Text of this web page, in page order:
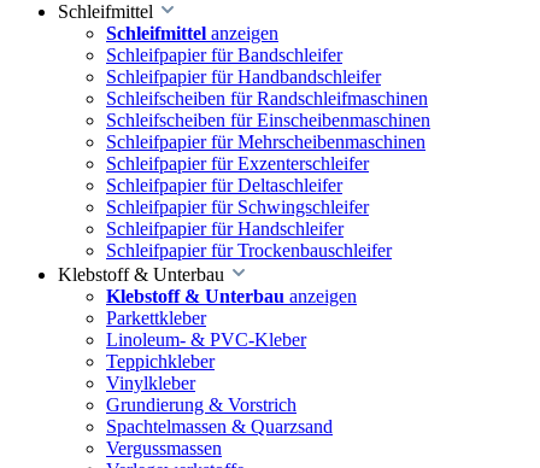
Schleifmittel
Schleifmittel anzeigen
Schleifpapier für Bandschleifer
Schleifpapier für Handbandschleifer
Schleifscheiben für Randschleifmaschinen
Schleifscheiben für Einscheibenmaschinen
Schleifpapier für Mehrscheibenmaschinen
Schleifpapier für Exzenterschleifer
Schleifpapier für Deltaschleifer
Schleifpapier für Schwingschleifer
Schleifpapier für Handschleifer
Schleifpapier für Trockenbauschleifer
Klebstoff & Unterbau
Klebstoff & Unterbau anzeigen
Parkettkleber
Linoleum- & PVC-Kleber
Teppichkleber
Vinylkleber
Grundierung & Vorstrich
Spachtelmassen & Quarzsand
Vergussmassen